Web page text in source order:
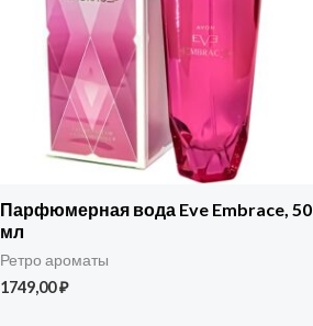
Парфюмерная вода Eve Embrace, 50
мл
Ретро ароматы
1749,00₽